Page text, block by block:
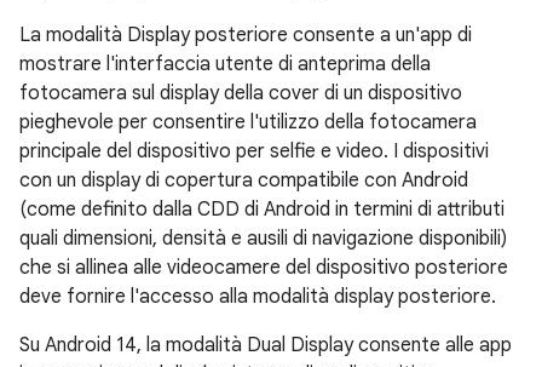
La modalità Display posteriore consente a un'app di
mostrare l'interfaccia utente di anteprima della
fotocamera sul display della cover di un dispositivo
pieghevole per consentire l'utilizzo della fotocamera
principale del dispositivo per selfie e video. I dispositivi
con un display di copertura compatibile con Android
(come definito dalla CDD di Android in termini di attributi
quali dimensioni, densità e ausili di navigazione disponibili)
che si allinea alle videocamere del dispositivo posteriore
deve fornire l'accesso alla modalità display posteriore.
Su Android 14, la modalità Dual Display consente alle app